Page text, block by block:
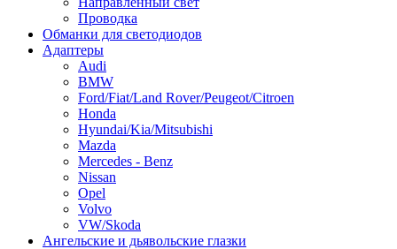
Проводка
Обманки для светодиодов
Адаптеры
Audi
BMW
Ford/Fiat/Land Rover/Peugeot/Citroen
Honda
Hyundai/Kia/Mitsubishi
Mazda
Mercedes - Benz
Nissan
Opel
Volvo
VW/Skoda
Ангельские и дьявольские глазки